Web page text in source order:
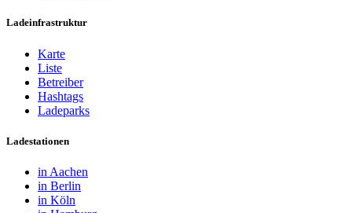
Ladeinfrastruktur
Karte
Liste
Betreiber
Hashtags
Ladeparks
Ladestationen
in Aachen
in Berlin
in Köln